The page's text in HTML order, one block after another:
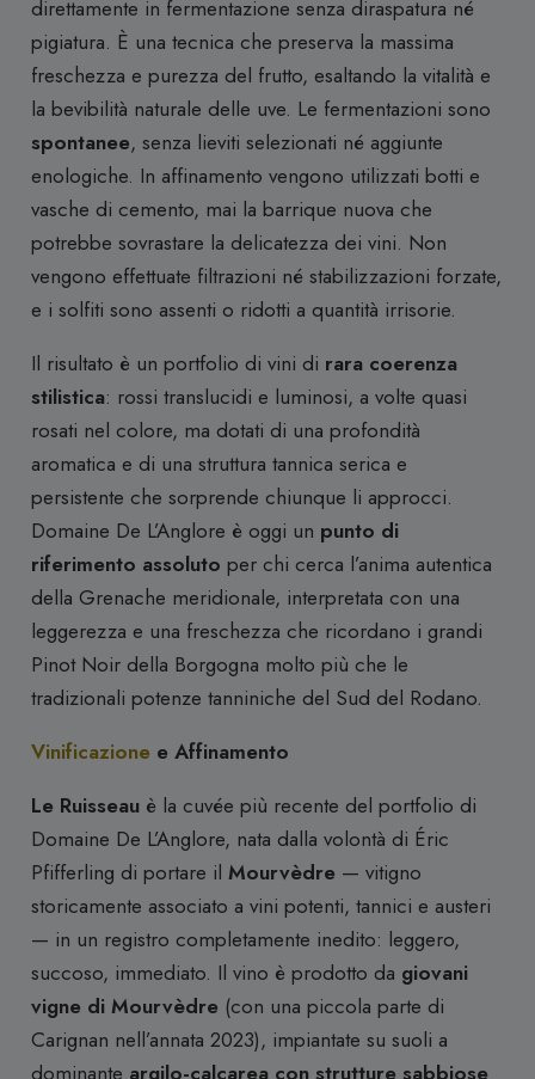
direttamente in fermentazione senza diraspatura né
pigiatura. È una tecnica che preserva la massima
freschezza e purezza del frutto, esaltando la vitalità e
la bevibilità naturale delle uve. Le fermentazioni sono
spontanee, senza lieviti selezionati né aggiunte
enologiche. In affinamento vengono utilizzati botti e
vasche di cemento, mai la barrique nuova che
potrebbe sovrastare la delicatezza dei vini. Non
vengono effettuate filtrazioni né stabilizzazioni forzate,
e i solfiti sono assenti o ridotti a quantità irrisorie.
Il risultato è un portfolio di vini di rara coerenza
stilistica: rossi translucidi e luminosi, a volte quasi
rosati nel colore, ma dotati di una profondità
aromatica e di una struttura tannica serica e
persistente che sorprende chiunque li approcci.
Domaine De L’Anglore è oggi un punto di
riferimento assoluto per chi cerca l’anima autentica
della Grenache meridionale, interpretata con una
leggerezza e una freschezza che ricordano i grandi
Pinot Noir della Borgogna molto più che le
tradizionali potenze tanniniche del Sud del Rodano.
Vinificazione e Affinamento
Le Ruisseauè la cuvée più recente del portfolio di
Domaine De L’Anglore, nata dalla volontà di Éric
Pfifferling di portare il Mourvèdre — vitigno
storicamente associato a vini potenti, tannici e austeri
— in un registro completamente inedito: leggero,
succoso, immediato. Il vino è prodotto da giovani
vigne di Mourvèdre (con una piccola parte di
Carignan nell’annata 2023), impiantate su suoli a